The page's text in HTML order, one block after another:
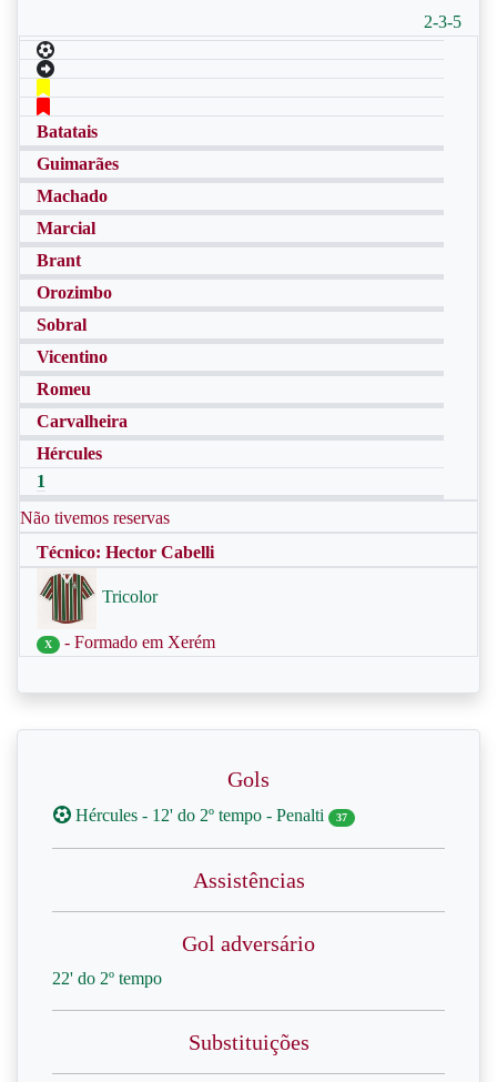
2-3-5
Batatais
Guimarães
Machado
Marcial
Brant
Orozimbo
Sobral
Vicentino
Romeu
Carvalheira
Hércules
1
Não tivemos reservas
Técnico: Hector Cabelli
Tricolor
X - Formado em Xerém
Gols
Hércules - 12' do 2º tempo - Penalti 37
Assistências
Gol adversário
22' do 2º tempo
Substituições